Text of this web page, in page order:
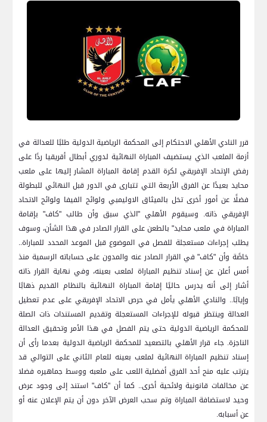
قرر النادي الأهلي الاحتكام إلى المحكمة الرياضية الدولية طلبًا للعدالة في
أزمة الملعب الذي يستضيف المباراة النهائية لدوري أبطال أقريقيا ردًا على
رفض الإتحاد الإفريقي لكرة القدم إقامة المباراة المشار إليها على ملعب
محايد بعيدًا عن الفرق الأربعة التي تتبارى في الدور قبل النهائي للبطولة
فضلًا عن أمور أخرى تخل بالميثاق الاوليمبي ولوائح الفيفا ولوائح الاتحاد
الإفريقي ذاته. وسيقوم الأهلي "الذي سبق وأن طالب "كاف" بإقامة
المباراة في ملعب محايد" بالطعن على القرار الصادر في هذا الشأن، وسوف
يطلب إجراءات مستعجلة للفصل في الموضوع قبل الموعد المحدد للمباراة..
خاصًة وأن "كاف" في القرار الصادر عنه والمدون على حساباته الرسمية منذ
أمس أعلن عن إسناد تنظيم المباراة لملعب بعينه، وفي نهاية القرار ذاته
أشار إلى أنه يدرس حاليًا إقامة المباراة النهائية بالنظام القديم ذهابًا
وإيابًا.. والنادي الأهلي يأمل في حرص الاتحاد الإفريقي على عدم تعطيل
العدالة وينتظر قبوله للإجراءات المستعجلة وتقديم المستندات ذات الصلة
للمحكمة الرياضية الدولية حتى يتم الفصل في هذا الأمر وتحقيق العدالة
الناجزة. جاء قرار الأهلي بالتصعيد للمحكمة الرياضية الدولية بعدما رأى أن
إسناد تنظيم المباراة النهائية لملعب بعينه للعام الثاني على التوالي قد
يترتب عليه منح أحد الفرق أفضلية اللعب على ملعبه ووسط جماهيره فضلا
عن مخالفات قانونية ولائحية أخرى.. كما أن "كاف" استند إلى وجود عرض
وحيد لاستضافة المباراة وتم سحب العرض الآخر دون أن يتم الإعلان عنه أو
عن أسبابه.